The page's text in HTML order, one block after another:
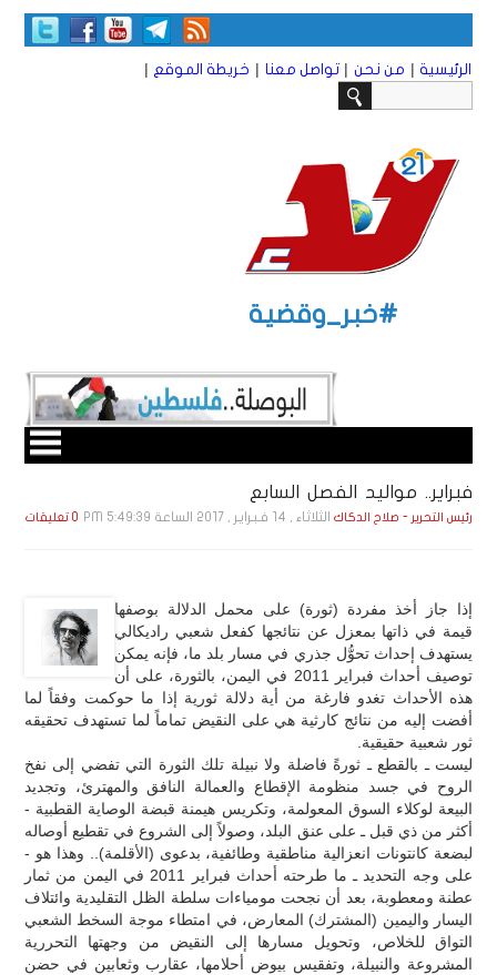
الرئيسية | من نحن | تواصل معنا | خريطة الموقع |
#خبر_وقضية
فبراير.. مواليد الفصل السابع
رئيس التحرير - صلاح الدكاك الثلاثاء , 14 فـبـرايـر , 2017 الساعة 5:49:39 PM 0 تعليقات
إذا جاز أخذ مفردة (ثورة) على محمل الدلالة بوصفها
قيمة في ذاتها بمعزل عن نتائجها كفعل شعبي راديكالي
يستهدف إحداث تحوُّل جذري في مسار بلد ما، فإنه يمكن
توصيف أحداث فبراير 2011 في اليمن، بالثورة، على أن
هذه الأحداث تغدو فارغة من أية دلالة ثورية إذا ما حوكمت وفقاً لما
أفضت إليه من نتائج كارثية هي على النقيض تماماً لما تستهدف تحقيقه
ثور شعبية حقيقية.
ليست ـ بالقطع ـ ثورةً فاضلة ولا نبيلة تلك الثورة التي تفضي إلى نفخ
الروح في جسد منظومة الإقطاع والعمالة النافق والمهترئ، وتجديد
البيعة لوكلاء السوق المعولمة، وتكريس هيمنة قبضة الوصاية القطبية -
أكثر من ذي قبل ـ على عنق البلد، وصولاً إلى الشروع في تقطيع أوصاله
لبضعة كانتونات انعزالية مناطقية وطائفية، بدعوى (الأقلمة).. وهذا هو -
على وجه التحديد ـ ما طرحته أحداث فبراير 2011 في اليمن من ثمار
عطنة ومعطوبة، بعد أن نجحت مومياءات سلطة الظل التقليدية وائتلاف
اليسار واليمين (المشترك) المعارض، في امتطاء موجة السخط الشعبي
التواق للخلاص، وتحويل مسارها إلى النقيض من وجهتها التحررية
المشروعة والنبيلة، وتفقيس بيوض أحلامها، عقارب وثعابين في حضن